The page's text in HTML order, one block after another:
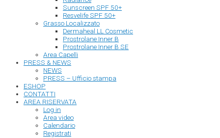
Sunscreen SPF 50+
Resvelife SPF 50+
Grasso Localizzato
Dermaheal LL Cosmetic
Prostrolane Inner B
Prostrolane Inner B SE
Area Capelli
PRESS & NEWS
NEWS
PRESS – Ufficio stampa
ESHOP
CONTATTI
AREA RISERVATA
Log in
Area video
Calendario
Registrati